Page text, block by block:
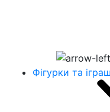
Фігурки та